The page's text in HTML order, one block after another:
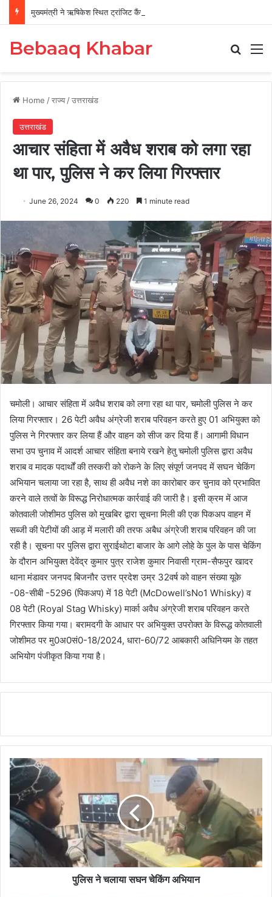
मुख्यमंत्री ने ऋषिकेश स्थित ट्रांजिट कैंप का किया औचक निरीक्षण
Bebaaq Khabar
Home /राज्य /उत्तराखंड
उत्तराखंड
आचार संहिता में अवैध शराब को लगा रहा
था पार, पुलिस ने कर लिया गिरफ्तार
June 26, 2024 0 220 1 minute read
चमोली। आचार संहिता में अवैध शराब को लगा रहा था पार, चमोली पुलिस ने कर
लिया गिरफ्तार। 26 पेटी अवैध अंग्रेजी शराब परिवहन करते हुए 01 अभियुक्त को
पुलिस ने गिरफ्तार कर लिया हैं और वाहन को सीज कर दिया हैं। आगामी विधान
सभा उप चुनाव में आदर्श आचार संहिता बनाये रखने हेतु चमोली पुलिस द्वारा अवैध
शराब व मादक पदार्थों की तस्करी को रोकने के लिए संपूर्ण जनपद में सघन चेकिंग
अभियान चलाया जा रहा है, साथ ही अवैध नशे का कारोबार कर चुनाव को प्रभावित
करने वाले तत्वों के विरूद्ध निरोधात्मक कार्रवाई की जारी है। इसी क्रम में आज
कोतवाली जोशीमठ पुलिस को मुखबिर द्वारा सूचना मिली की एक पिकअप वाहन में
सब्जी की पेटीयों की आड़ में मलारी की तरफ अबैध अंग्रेजी शराब परिवहन की जा
रही है। सूचना पर पुलिस द्वारा सुराईथोटा बाजार के आगे लोहे के पुल के पास चेकिंग
के दौरान अभियुक्त देवेंद्र कुमार पुत्र राजेश कुमार निवासी ग्राम-सैफपुर खादर
थाना मंडावर जनपद बिजनौर उत्तर प्रदेश उम्र 32वर्ष को वाहन संख्या यूके
-08-सीबी -5296 (पिकअप) में 18 पेटी (McDowell’sNo1 Whisky) व
08 पेटी (Royal Stag Whisky) मार्का अवैध अंग्रेजी शराब परिवहन करते
गिरफ्तार किया गया। बरामदगी के आधार पर अभियुक्त उपरोक्त के विरूद्ध कोतवाली
जोशीमठ पर मु0अ0सं0-18/2024, धारा-60/72 आबकारी अधिनियम के तहत
अभियोग पंजीकृत किया गया है।
पुलिस ने चलाया सघन चेकिंग अभियान